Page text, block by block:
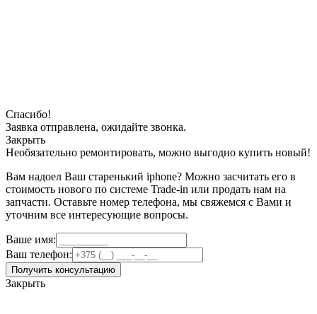
Спасибо!
Заявка отправлена, ожидайте звонка.
Закрыть
Необязательно ремонтировать, можно выгодно купить новый!
Вам надоел Ваш старенький iphone? Можно засчитать его в
стоимость нового по системе Trade-in или продать нам на
запчасти. Оставьте номер телефона, мы свяжемся с Вами и
уточним все интересующие вопросы.
Ваше имя:
Ваш телефон:
Получить консультацию
Закрыть